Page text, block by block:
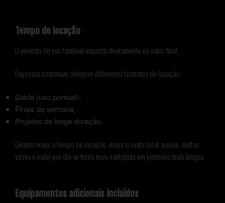
Tempo de locação
O período de uso também impacta diretamente no valor final.
Empresas costumam oferecer diferentes formatos de locação:
Diária (uso pontual);
Finais de semana;
Projetos de longa duração.
Quanto maior o tempo de locação, maior o custo total, porém, muitas
vezes o valor por dia se torna mais vantajoso em períodos mais longos.
Equipamentos adicionais incluídos